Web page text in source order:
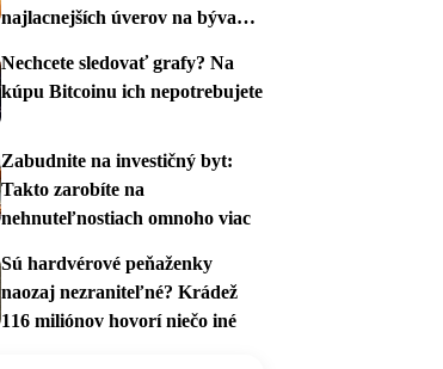
najlacnejších úverov na bývanie
Nechcete sledovať grafy? Na
kúpu Bitcoinu ich nepotrebujete
Zabudnite na investičný byt:
Takto zarobíte na
nehnuteľnostiach omnoho viac
Sú hardvérové peňaženky
naozaj nezraniteľné? Krádež
116 miliónov hovorí niečo iné